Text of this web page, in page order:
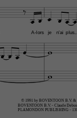
© 1991 by BOVENTOON B.V.
BOVENTOON B.V. - Claude
PLAMONDON PUBLISHING -
A lors
- je n'ai plus

  
 
